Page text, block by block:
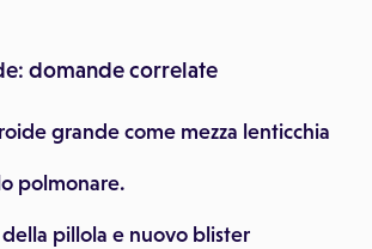
domande correlate
grande come mezza lenticchia
polmonare.
pillola e nuovo blister